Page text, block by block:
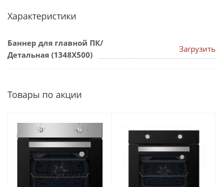
Характеристики
Баннер для главной ПК/
Детальная (1348Х500)
Загрузить
Товары по акции